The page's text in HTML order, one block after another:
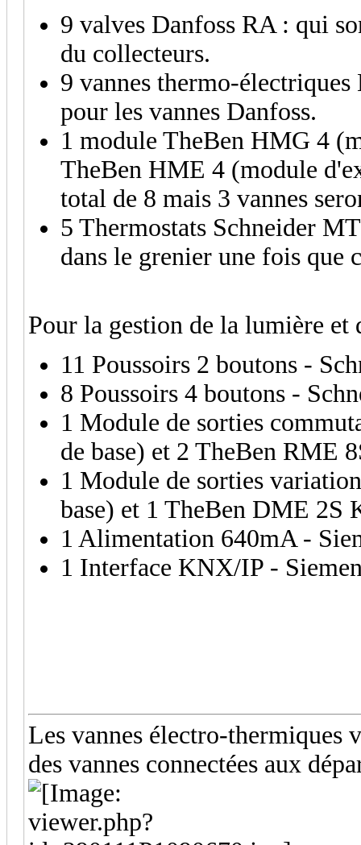
9 valves Danfoss RA : qui
du collecteurs.
9 vannes thermo-
pour les vannes Danfoss.
1 module TheBen HMG 4
TheBen HME 4 (module
total de 8 mais 3 vannes
5 Thermostats Schneider
dans le grenier une fois que
Pour la gestion de la lumière et
11 Poussoirs 2 boutons -
8 Poussoirs 4 boutons -
1 Module de sorties
de base) et 2 TheBen RME
1 Module de sorties
base) et 1 TheBen DME 2S
1 Alimentation 640mA -
1 Interface KNX/IP -
Les vannes électro-thermiques
des vannes connectées aux